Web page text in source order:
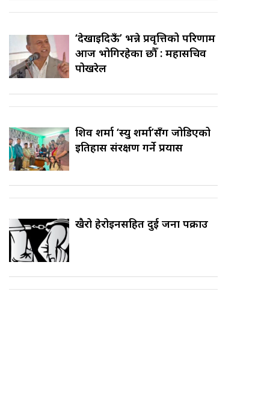
‘देखाइदिऊँ’ भन्ने प्रवृत्तिको परिणाम
आज भोगिरहेका छौँ : महासचिव
पोखरेल
शिव शर्मा ‘स्यु शर्मा’सँग जोडिएको
इतिहास संरक्षण गर्ने प्रयास
खैरो हेरोइनसहित दुई जना पक्राउ